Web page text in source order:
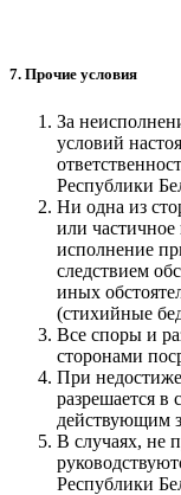
7. Прочие условия
За
условий
Республики
Ни одна из
или
исполнение
следствием
иных
(стихийные
Все споры и
сторонами
При
разрешается в
действующим
В случаях, не
Республики